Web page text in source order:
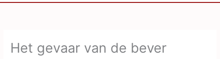
Het gevaar van de bever